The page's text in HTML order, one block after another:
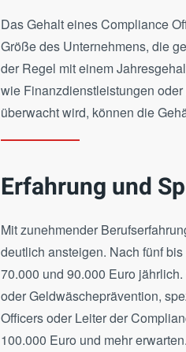
Das Gehalt eines Compliance
Größe des Unternehmens, die
der Regel mit einem
wie Finanzdienstleistungen
überwacht wird, können die
Erfahrung und
Mit zunehmender
deutlich ansteigen. Nach fünf
70.000 und 90.000 Euro
oder Geldwäscheprävention,
Officers oder Leiter der
100.000 Euro und mehr erwarten.